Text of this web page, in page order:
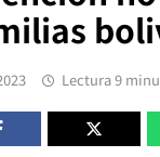
Lectura 9